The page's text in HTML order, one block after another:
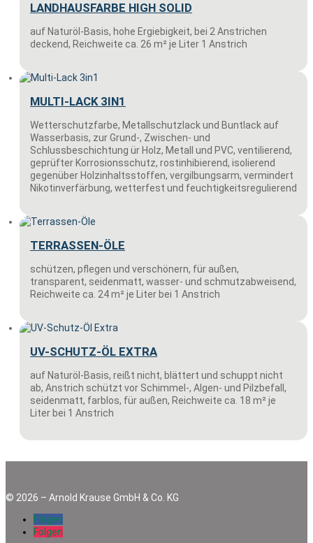
LANDHAUSFARBE HIGH SOLID
auf Naturöl-Basis, hohe Ergiebigkeit, bei 2 Anstrichen
deckend, Reichweite ca. 26 m² je Liter 1 Anstrich
MULTI-LACK 3IN1
Wetterschutzfarbe, Metallschutzlack und Buntlack auf
Wasserbasis, zur Grund-, Zwischen- und
Schlussbeschichtung ür Holz, Metall und PVC, ventilierend,
geprüfter Korrosionsschutz, rostinhibierend, isolierend
gegenüber Holzinhaltsstoffen, vergilbungsarm, vermindert
Nikotinverfärbung, wetterfest und feuchtigkeitsregulierend
TERRASSEN-ÖLE
schützen, pflegen und verschönern, für außen,
transparent, seidenmatt, wasser- und schmutzabweisend,
Reichweite ca. 24 m² je Liter bei 1 Anstrich
UV-SCHUTZ-ÖL EXTRA
auf Naturöl-Basis, reißt nicht, blättert und schuppt nicht
ab, Anstrich schützt vor Schimmel-, Algen- und Pilzbefall,
seidenmatt, farblos, für außen, Reichweite ca. 18 m² je
Liter bei 1 Anstrich
© 2026 – Arnold Krause GmbH & Co. KG
Folgen
Folgen